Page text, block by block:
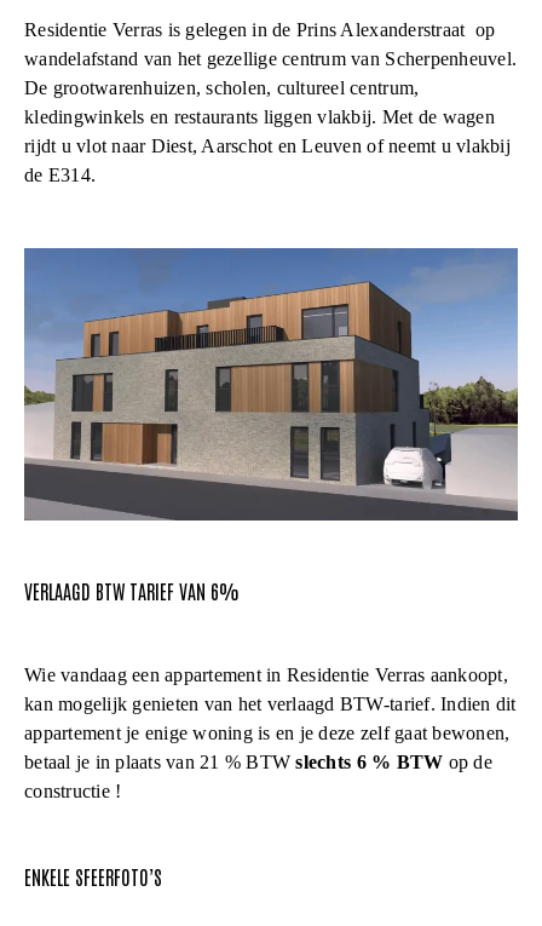
Residentie Verras is gelegen in de Prins Alexanderstraat op
wandelafstand van het gezellige centrum van Scherpenheuvel.
De grootwarenhuizen, scholen, cultureel centrum,
kledingwinkels en restaurants liggen vlakbij. Met de wagen
rijdt u vlot naar Diest, Aarschot en Leuven of neemt u vlakbij
de E314.
VERLAAGD BTW TARIEF VAN 6%
Wie vandaag een appartement in Residentie Verras aankoopt,
kan mogelijk genieten van het verlaagd BTW-tarief. Indien dit
appartement je enige woning is en je deze zelf gaat bewonen,
betaal je in plaats van 21 % BTWslechts 6 % BTW op de
constructie !
ENKELE SFEERFOTO’S